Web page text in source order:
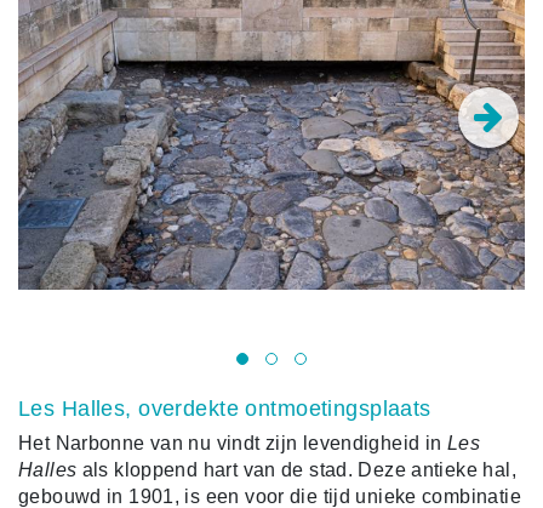
Les Halles, overdekte ontmoetingsplaats
Het Narbonne van nu vindt zijn levendigheid in Les
Halles als kloppend hart van de stad. Deze antieke hal,
gebouwd in 1901, is een voor die tijd unieke combinatie